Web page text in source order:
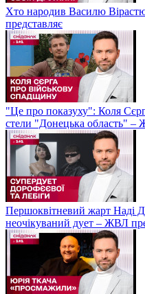
Хто народив Василю
представляє
"Це про показуху": Коля
стели "Донецька область" –
Першоквітневий жарт Наді
неочікуваний дует – ЖВЛ